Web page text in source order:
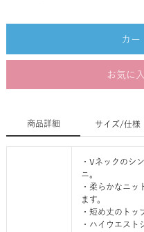
カー
お気に
商品詳細 サイズ/仕様
・Vネックのシ
ニ。
・柔らかなニッ
ます。
・短め丈のトッ
・ハイウエスト